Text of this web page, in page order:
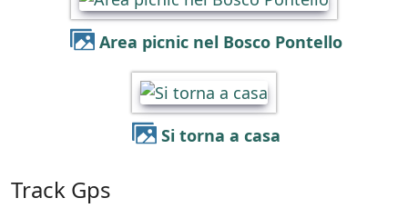
Area picnic nel Bosco Pontello
Si torna a casa
Track Gps